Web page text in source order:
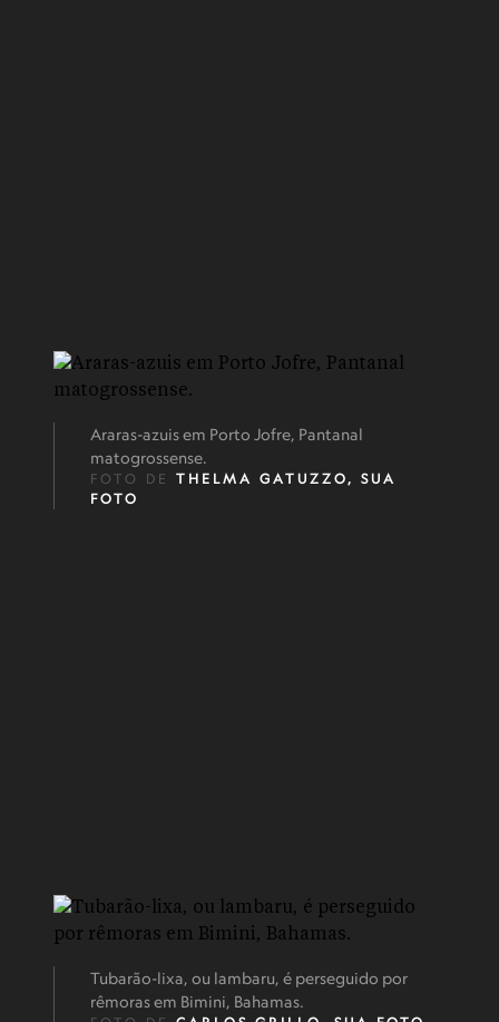
Araras-azuis em Porto Jofre, Pantanal
matogrossense.
FOTO DE THELMA GATUZZO, SUA
FOTO
Tubarão-lixa, ou lambaru, é perseguido por
rêmoras em Bimini, Bahamas.